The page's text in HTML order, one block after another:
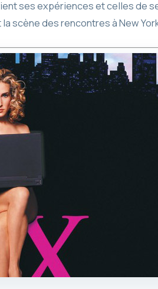
ses expériences et celles de
scène des rencontres à New